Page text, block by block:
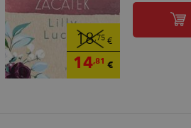
18,75€
14,81 €